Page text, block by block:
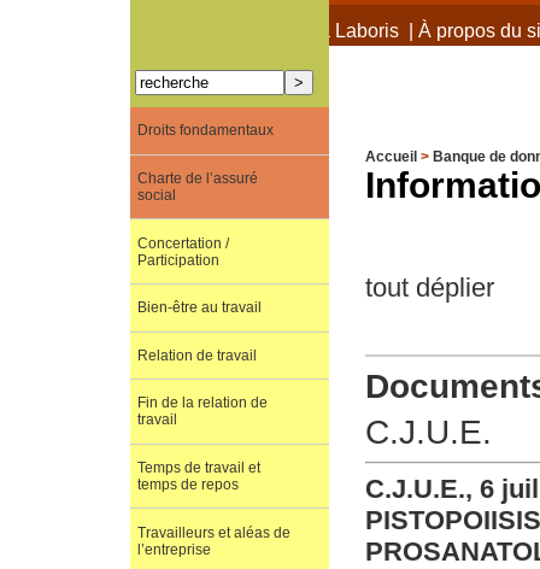
À propos de Terra Laboris| À propos du
Accueil > Banque de
tout déplier
C.J.U.E.
C.J.U.E., 6
Droits fondamentaux
Charte de l’assuré
social
Concertation /
Participation
Bien-être au travail
Relation de travail
Fin de la relation de
travail
Temps de travail et
temps de repos
Travailleurs et aléas de
l’entreprise